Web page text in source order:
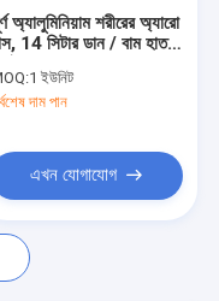
অ্যালুমিনিয়াম শরীরের অ্যারো
14 সিটার ডান / বাম হাত
1 ইউনিট
দাম পান
এখন যোগাযোগ